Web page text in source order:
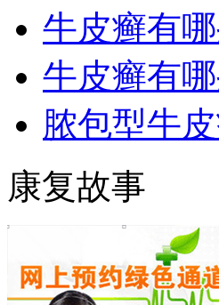
牛皮癣有
牛皮癣有
脓包型牛
康复故事